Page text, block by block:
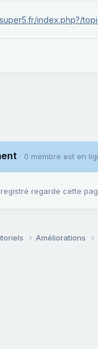
index.php?/
0 membre est en
regarde cette
Améliorations